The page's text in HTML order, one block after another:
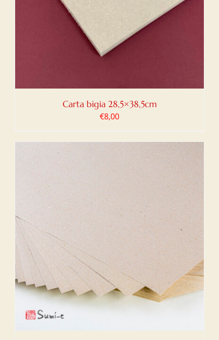
Carta bigia 28,5×38,5cm
€8,00